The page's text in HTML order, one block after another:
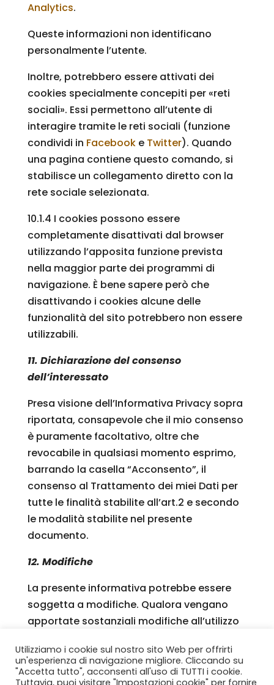
Analytics.
Queste informazioni non identificano
personalmente l’utente.
Inoltre, potrebbero essere attivati dei
cookies specialmente concepiti per «reti
sociali». Essi permettono all’utente di
interagire tramite le reti sociali (funzione
condividi in Facebooke Twitter). Quando
una pagina contiene questo comando, si
stabilisce un collegamento diretto con la
rete sociale selezionata.
10.1.4 I cookies possono essere
completamente disattivati dal browser
utilizzando l’apposita funzione prevista
nella maggior parte dei programmi di
navigazione. È bene sapere però che
disattivando i cookies alcune delle
funzionalità del sito potrebbero non essere
utilizzabili.
11. Dichiarazione del consenso
dell’interessato
Presa visione dell’Informativa Privacy sopra
riportata, consapevole che il mio consenso
è puramente facoltativo, oltre che
revocabile in qualsiasi momento esprimo,
barrando la casella “Acconsento”, il
consenso al Trattamento dei miei Dati per
tutte le finalità stabilite all’art.2 e secondo
le modalità stabilite nel presente
documento.
12. Modifiche
La presente informativa potrebbe essere
soggetta a modifiche. Qualora vengano
apportate sostanziali modifiche all’utilizzo
Lariofiere, questa avviserà l’utente
pubblicandole con la massima evidenza
Utilizziamo i cookie sul nostro sito Web per offrirti
un'esperienza di navigazione migliore. Cliccando su
"Accetta tutto", acconsenti all'uso di TUTTI i cookie.
Tuttavia, puoi visitare "Impostazioni cookie" per fornire